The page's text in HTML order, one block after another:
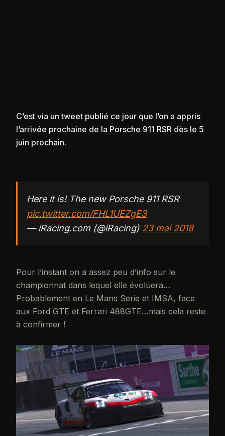
C’est via un tweet publié ce jour que l’on a appris
l’arrivée prochaine de la Porsche 911 RSR dès le 5
juin prochain.
Here it is! The new Porsche 911 RSR
pic.twitter.com/FHL1UEZgE3
— iRacing.com (@iRacing) 23 mai 2018
Pour l’instant on a assez peu d’info sur le
championnat dans lequel elle évoluera…
Probablement en Le Mans Serie et IMSA, face
aux Ford GTE et Ferrari 488GTE…mais cela reste
à confirmer !